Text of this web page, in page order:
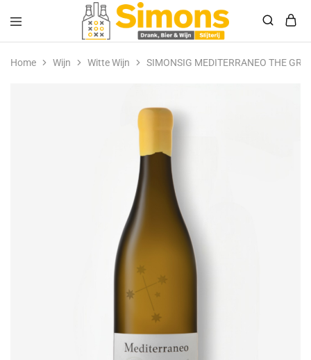
Simonsdrank.nl
Drank,
Bier
&
Home Wijn Witte Wijn SIMONSIG MEDITERRANEO THE